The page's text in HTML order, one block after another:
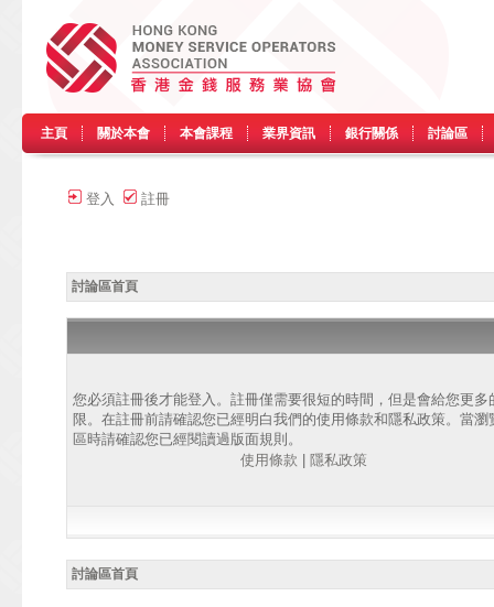
主頁 關於本會 本會課程 業界資訊 銀行關係 討論區
登入 註冊
討論區首頁
您必須註冊後才能登入。註冊僅需要很短的時間，但是會給您更多
限。在註冊前請確認您已經明白我們的使用條款和隱私政策。當瀏
區時請確認您已經閱讀過版面規則。
使用條款
隱私政策
討論區首頁